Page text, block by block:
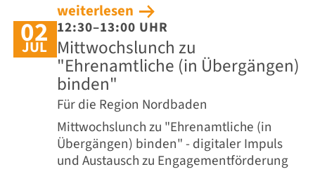
weiterlesen
02
JUL
12:30–13:00 UHR
Mittwochslunch zu
"Ehrenamtliche (in Übergängen)
binden"
Für die Region Nordbaden
Mittwochslunch zu "Ehrenamtliche (in
Übergängen) binden" - digitaler Impuls
und Austausch zu Engagementförderung